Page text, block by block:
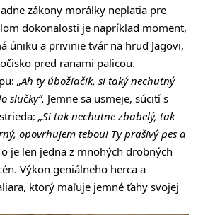
zákony morálky neplatia pre
dokonalosti je napríklad moment,
úniku a privinie tvár na hruď Jagovi,
pred ranami palicou.
„Ah ty úbožiačik, si taký nechutný
slučky“. Jemne sa usmeje, súcití s
„Si tak nechutne zbabelý, tak
opovrhujem tebou! Ty prašivý pes a
je len jedna z mnohých drobných
Výkon geniálneho herca a
ktorý maľuje jemné ťahy svojej